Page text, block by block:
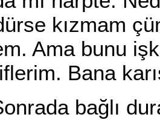
kızmam
Ama bunu
Bana
bağlı